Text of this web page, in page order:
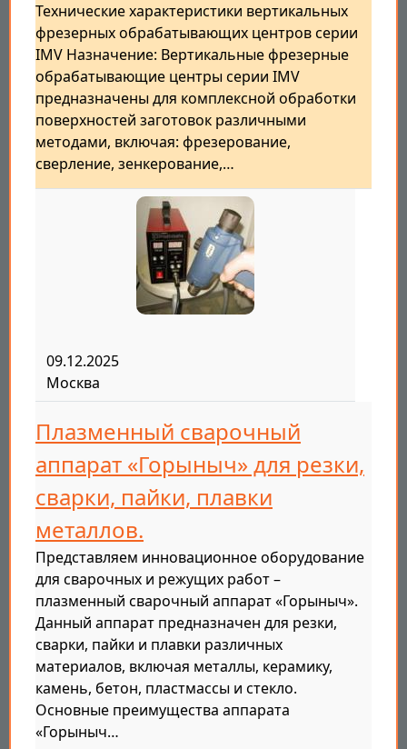
Технические характеристики вертикальных
фрезерных обрабатывающих центров серии
IMV Назначение: Вертикальные фрезерные
обрабатывающие центры серии IMV
предназначены для комплексной обработки
поверхностей заготовок различными
методами, включая: фрезерование,
сверление, зенкерование,…
09.12.2025
Москва
Плазменный сварочный
аппарат «Горыныч» для резки,
сварки, пайки, плавки
металлов.
Представляем инновационное оборудование
для сварочных и режущих работ –
плазменный сварочный аппарат «Горыныч».
Данный аппарат предназначен для резки,
сварки, пайки и плавки различных
материалов, включая металлы, керамику,
камень, бетон, пластмассы и стекло.
Основные преимущества аппарата
«Горыныч…